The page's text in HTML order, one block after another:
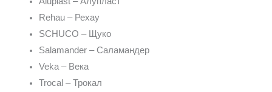
Rehau – Рехау
SCHUCO – Щуко
Salamander – Саламандер
Veka – Века
Trocal – Трокал